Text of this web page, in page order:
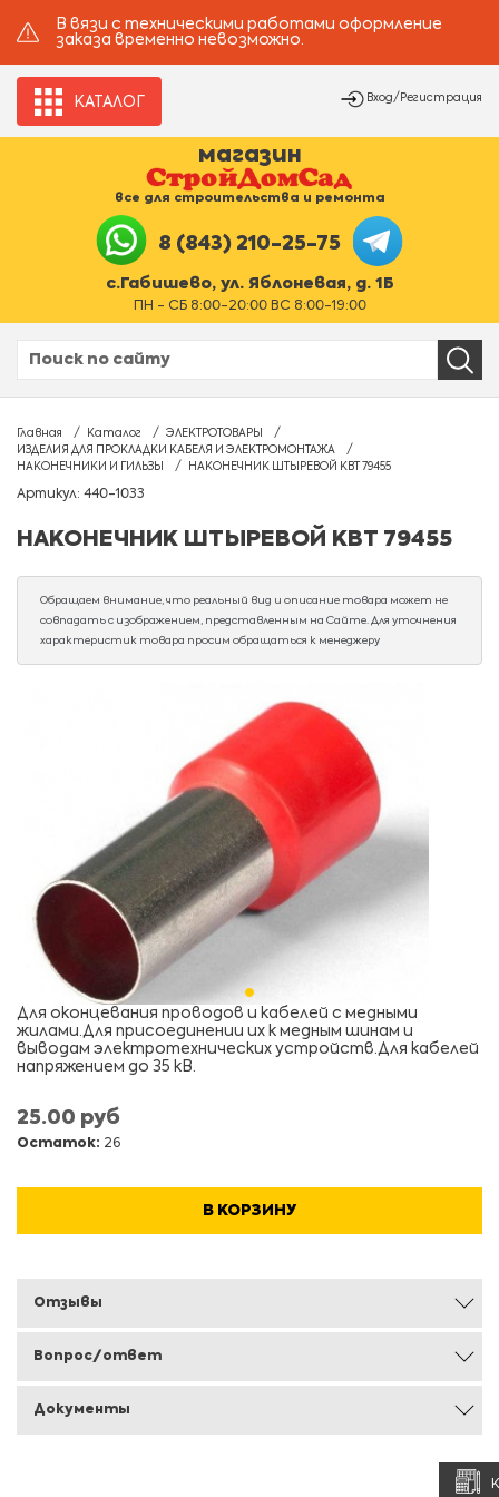
В вязи с техническими работами оформление
заказа временно невозможно.
КАТАЛОГ Вход/Регистрация
магазин
все для строительства и ремонта
8 (843) 210-25-75
с.Габишево, ул. Яблоневая, д. 1Б
ПН - СБ 8:00-20:00 ВС 8:00-19:00
Главная Каталог
ЭЛЕКТРОТОВАРЫ
ИЗДЕЛИЯ ДЛЯ ПРОКЛАДКИ КАБЕЛЯ И ЭЛЕКТРОМОНТАЖА
НАКОНЕЧНИКИ И ГИЛЬЗЫ
НАКОНЕЧНИК ШТЫРЕВОЙ КВТ 79455
Артикул: 440-1033
НАКОНЕЧНИК ШТЫРЕВОЙ КВТ 79455
Обращаем внимание, что реальный вид и описание товара может не
совпадать с изображением, представленным на Сайте. Для уточнения
характеристик товара просим обращаться к менеджеру
Для оконцевания проводов и кабелей с медными
жилами.Для присоединении их к медным шинам и
выводам электротехнических устройств.Для кабелей
напряжением до 35 кВ.
25.00 руб
Остаток: 26
В КОРЗИНУ
Отзывы
Вопрос/ответ
Документы